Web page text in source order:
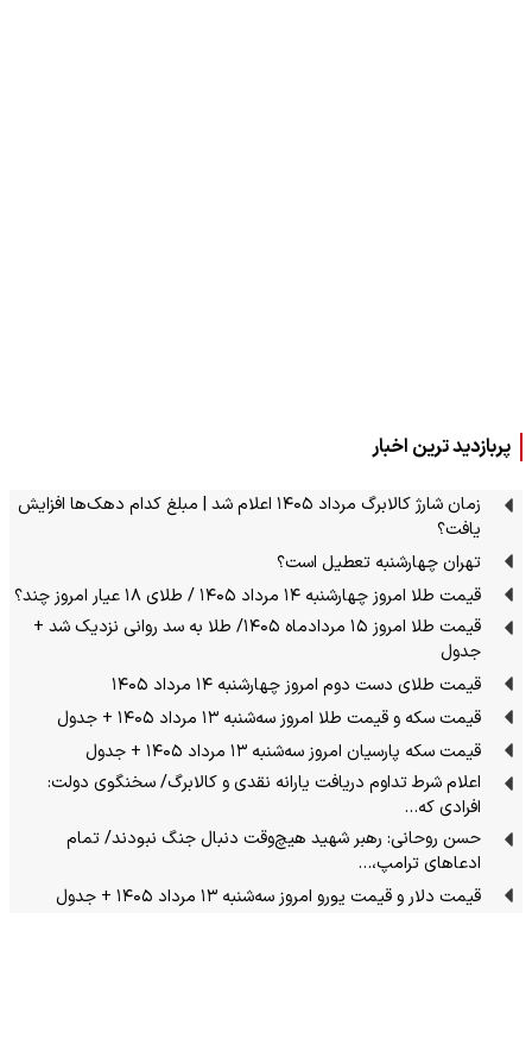
پربازدید ترین اخبار
زمان شارژ کالابرگ مرداد ۱۴۰۵ اعلام شد | مبلغ کدام دهک‌ها افزایش
یافت؟
تهران چهارشنبه تعطیل است؟
قیمت طلا امروز چهارشنبه ۱۴ مرداد ۱۴۰۵ / طلای ۱۸ عیار امروز چند؟
قیمت طلا امروز ۱۵ مردادماه ۱۴۰۵/ طلا به سد روانی نزدیک شد +
جدول
قیمت طلای دست دوم امروز چهارشنبه ۱۴ مرداد ۱۴۰۵
قیمت سکه و قیمت طلا امروز سه‌شنبه ۱۳ مرداد ۱۴۰۵ + جدول
قیمت سکه پارسیان امروز سه‌شنبه ۱۳ مرداد ۱۴۰۵ + جدول
اعلام شرط تداوم دریافت یارانه نقدی و کالابرگ/ سخنگوی دولت:
افرادی که…
حسن روحانی: رهبر شهید هیچ‌وقت دنبال جنگ نبودند/ تمام
ادعاهای ترامپ،…
قیمت دلار و قیمت یورو امروز سه‌شنبه ۱۳ مرداد ۱۴۰۵ + جدول